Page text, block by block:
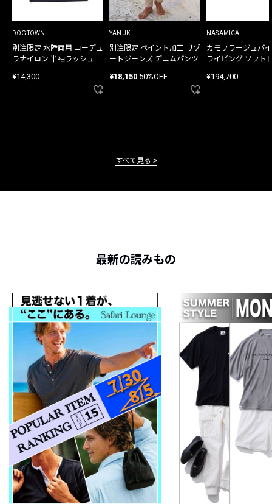
DOGTOWN
別注限定 水陸両用 コーデュ
ラナイロン 半袖ラッシュガ
¥14,300
YANUK
別注限定 ペイント加工 リゾ
ートジーンズ デニムパンツ
¥18,150 50%OFF
NASAMICA
カモフラージュパ
ライビング ソフト
¥194,700
すべて見る
最新の読みもの